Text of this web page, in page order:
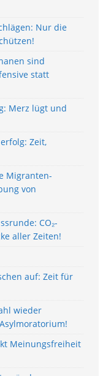
Nur die
sind
statt
Merz lügt und
Zeit,
Migranten-
von
CO₂-
aller Zeiten!
auf: Zeit für
wieder
Meinungsfreiheit